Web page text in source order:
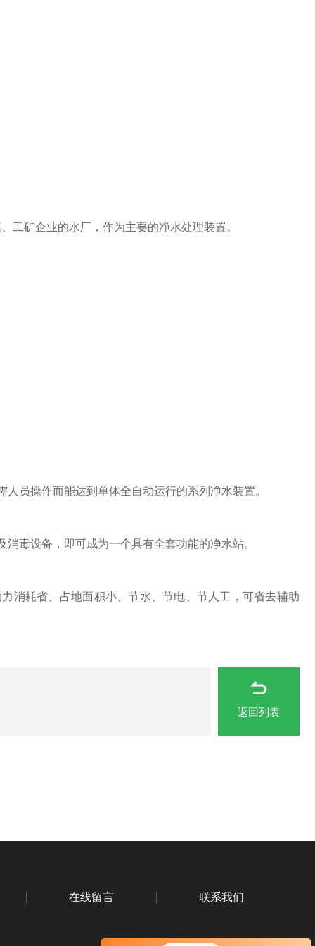
矿企业的水厂，作为主要的净水处理装置。
员操作而能达到单体全自动运行的系列净水装置。
毒设备，即可成为一个具有全套功能的净水站。
耗省、占地面积小、节水、节电、节人工，可省去辅助
返回列表
在线留言 联系我们